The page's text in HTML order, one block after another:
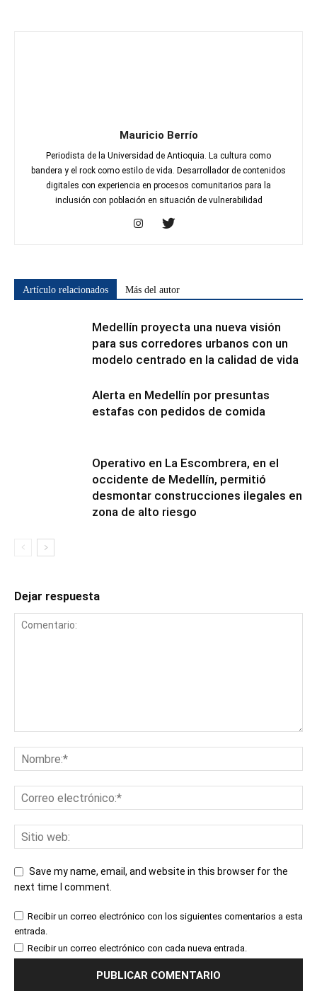
Mauricio Berrío
Periodista de la Universidad de Antioquia. La cultura como
bandera y el rock como estilo de vida. Desarrollador de contenidos
digitales con experiencia en procesos comunitarios para la
inclusión con población en situación de vulnerabilidad
Artículo relacionados Más del autor
Medellín proyecta una nueva visión
para sus corredores urbanos con un
modelo centrado en la calidad de vida
Alerta en Medellín por presuntas
estafas con pedidos de comida
Operativo en La Escombrera, en el
occidente de Medellín, permitió
desmontar construcciones ilegales en
zona de alto riesgo
Dejar respuesta
Save my name, email, and website in this browser for the
next time I comment.
Recibir un correo electrónico con los siguientes comentarios a esta
entrada.
Recibir un correo electrónico con cada nueva entrada.